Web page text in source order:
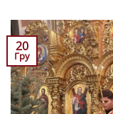
20
Гру